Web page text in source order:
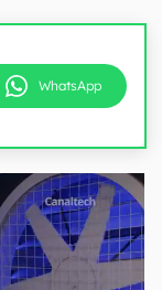
WhatsApp